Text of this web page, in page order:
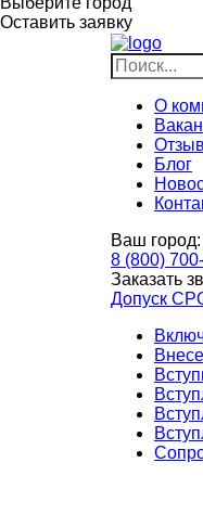
Оставить заявку
О
Блог
Ваш город:
8 (800)
Заказать
Допуск